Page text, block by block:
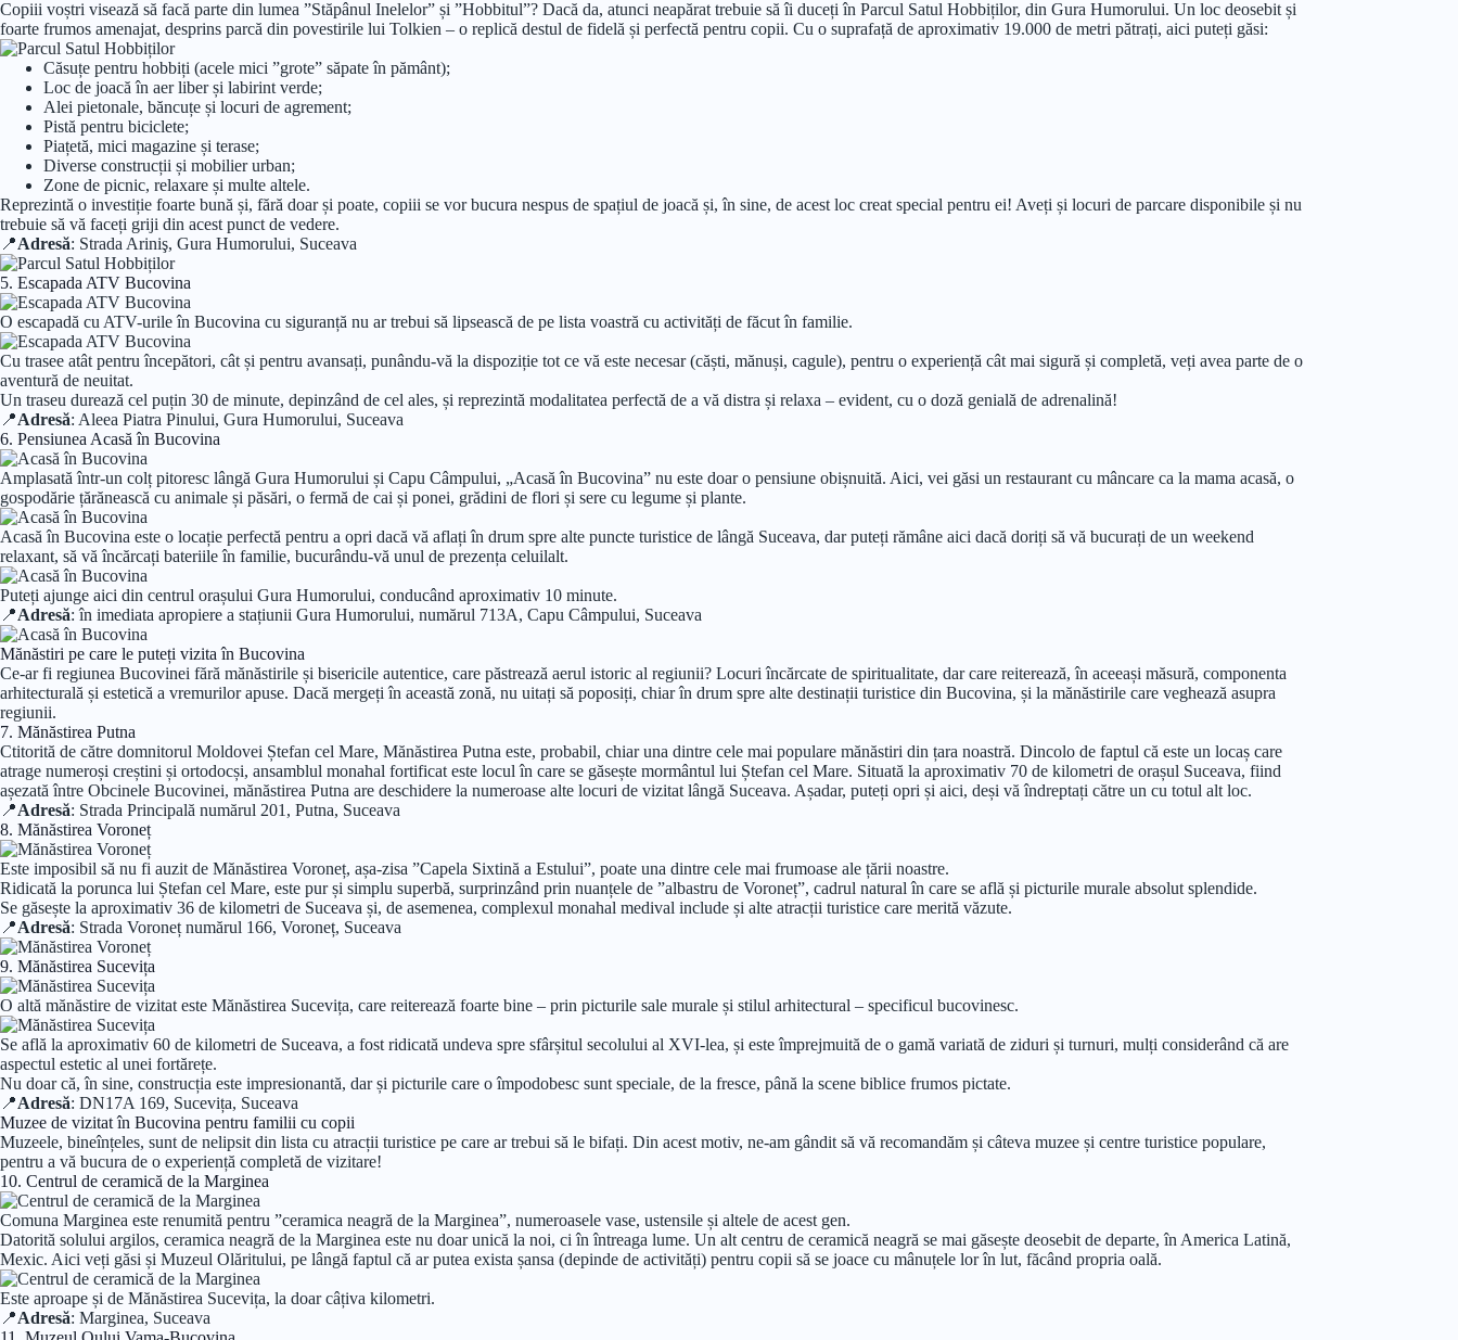
Copiii voștri visează să facă parte din lumea ”Stăpânul Inelelor” și ”Hobbitul”? Dacă da, atunci neapărat trebuie să îi duceți în Parcul Satul Hobbiților, din Gura Humorului. Un loc deosebit și
foarte frumos amenajat, desprins parcă din povestirile lui Tolkien – o replică destul de fidelă și perfectă pentru copii. Cu o suprafață de aproximativ 19.000 de metri pătrați, aici puteți găsi:
Căsuțe pentru hobbiți (acele mici ”grote” săpate în pământ);
Loc de joacă în aer liber și labirint verde;
Alei pietonale, băncuțe și locuri de agrement;
Pistă pentru biciclete;
Piațetă, mici magazine și terase;
Diverse construcții și mobilier urban;
Zone de picnic, relaxare și multe altele.
Reprezintă o investiție foarte bună și, fără doar și poate, copiii se vor bucura nespus de spațiul de joacă și, în sine, de acest loc creat special pentru ei! Aveți și locuri de parcare disponibile și nu
trebuie să vă faceți griji din acest punct de vedere.
📍Adresă: Strada Ariniş, Gura Humorului, Suceava
5. Escapada ATV Bucovina
O escapadă cu ATV-urile în Bucovina cu siguranță nu ar trebui să lipsească de pe lista voastră cu activități de făcut în familie.
Cu trasee atât pentru începători, cât și pentru avansați, punându-vă la dispoziție tot ce vă este necesar (căști, mănuși, cagule), pentru o experiență cât mai sigură și completă, veți avea parte de o
aventură de neuitat.
Un traseu durează cel puțin 30 de minute, depinzând de cel ales, și reprezintă modalitatea perfectă de a vă distra și relaxa – evident, cu o doză genială de adrenalină!
📍Adresă: Aleea Piatra Pinului, Gura Humorului, Suceava
6. Pensiunea Acasă în Bucovina
Amplasată într-un colț pitoresc lângă Gura Humorului și Capu Câmpului, „Acasă în Bucovina” nu este doar o pensiune obișnuită. Aici, vei găsi un restaurant cu mâncare ca la mama acasă, o
gospodărie țărănească cu animale și păsări, o fermă de cai și ponei, grădini de flori și sere cu legume și plante.
Acasă în Bucovina este o locație perfectă pentru a opri dacă vă aflați în drum spre alte puncte turistice de lângă Suceava, dar puteți rămâne aici dacă doriți să vă bucurați de un weekend
relaxant, să vă încărcați bateriile în familie, bucurându-vă unul de prezența celuilalt.
Puteți ajunge aici din centrul orașului Gura Humorului, conducând aproximativ 10 minute.
📍Adresă: în imediata apropiere a stațiunii Gura Humorului, numărul 713A, Capu Câmpului, Suceava
Mănăstiri pe care le puteți vizita în Bucovina
Ce-ar fi regiunea Bucovinei fără mănăstirile și bisericile autentice, care păstrează aerul istoric al regiunii? Locuri încărcate de spiritualitate, dar care reiterează, în aceeași măsură, componenta
arhitecturală și estetică a vremurilor apuse. Dacă mergeți în această zonă, nu uitați să poposiți, chiar în drum spre alte destinații turistice din Bucovina, și la mănăstirile care veghează asupra
regiunii.
7. Mănăstirea Putna
Ctitorită de către domnitorul Moldovei Ștefan cel Mare, Mănăstirea Putna este, probabil, chiar una dintre cele mai populare mănăstiri din țara noastră. Dincolo de faptul că este un locaș care
atrage numeroși creștini și ortodocși, ansamblul monahal fortificat este locul în care se găsește mormântul lui Ștefan cel Mare. Situată la aproximativ 70 de kilometri de orașul Suceava, fiind
așezată între Obcinele Bucovinei, mănăstirea Putna are deschidere la numeroase alte locuri de vizitat lângă Suceava. Așadar, puteți opri și aici, deși vă îndreptați către un cu totul alt loc.
📍Adresă: Strada Principală numărul 201, Putna, Suceava
8. Mănăstirea Voroneț
Este imposibil să nu fi auzit de Mănăstirea Voroneț, așa-zisa ”Capela Sixtină a Estului”, poate una dintre cele mai frumoase ale țării noastre.
Ridicată la porunca lui Ștefan cel Mare, este pur și simplu superbă, surprinzând prin nuanțele de ”albastru de Voroneț”, cadrul natural în care se află și picturile murale absolut splendide.
Se găsește la aproximativ 36 de kilometri de Suceava și, de asemenea, complexul monahal medival include și alte atracții turistice care merită văzute.
📍Adresă: Strada Voroneț numărul 166, Voroneț, Suceava
9. Mănăstirea Sucevița
O altă mănăstire de vizitat este Mănăstirea Sucevița, care reiterează foarte bine – prin picturile sale murale și stilul arhitectural – specificul bucovinesc.
Se află la aproximativ 60 de kilometri de Suceava, a fost ridicată undeva spre sfârșitul secolului al XVI-lea, și este împrejmuită de o gamă variată de ziduri și turnuri, mulți considerând că are
aspectul estetic al unei fortărețe.
Nu doar că, în sine, construcția este impresionantă, dar și picturile care o împodobesc sunt speciale, de la fresce, până la scene biblice frumos pictate.
📍Adresă: DN17A 169, Sucevița, Suceava
Muzee de vizitat în Bucovina pentru familii cu copii
Muzeele, bineînțeles, sunt de nelipsit din lista cu atracții turistice pe care ar trebui să le bifați. Din acest motiv, ne-am gândit să vă recomandăm și câteva muzee și centre turistice populare,
pentru a vă bucura de o experiență completă de vizitare!
10. Centrul de ceramică de la Marginea
Comuna Marginea este renumită pentru ”ceramica neagră de la Marginea”, numeroasele vase, ustensile și altele de acest gen.
Datorită solului argilos, ceramica neagră de la Marginea este nu doar unică la noi, ci în întreaga lume. Un alt centru de ceramică neagră se mai găsește deosebit de departe, în America Latină,
Mexic. Aici veți găsi și Muzeul Olăritului, pe lângă faptul că ar putea exista șansa (depinde de activități) pentru copii să se joace cu mânuțele lor în lut, făcând propria oală.
Este aproape și de Mănăstirea Sucevița, la doar câțiva kilometri.
📍Adresă: Marginea, Suceava